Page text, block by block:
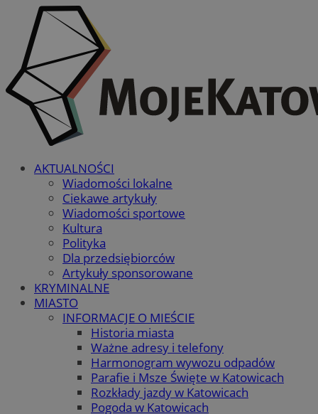
AKTUALNOŚCI
Wiadomości lokalne
Ciekawe artykuły
Wiadomości sportowe
Kultura
Polityka
Dla przedsiębiorców
Artykuły sponsorowane
KRYMINALNE
MIASTO
INFORMACJE O MIEŚCIE
Historia miasta
Ważne adresy i telefony
Harmonogram wywozu odpadów
Parafie i Msze Święte w Katowicach
Rozkłady jazdy w Katowicach
Pogoda w Katowicach